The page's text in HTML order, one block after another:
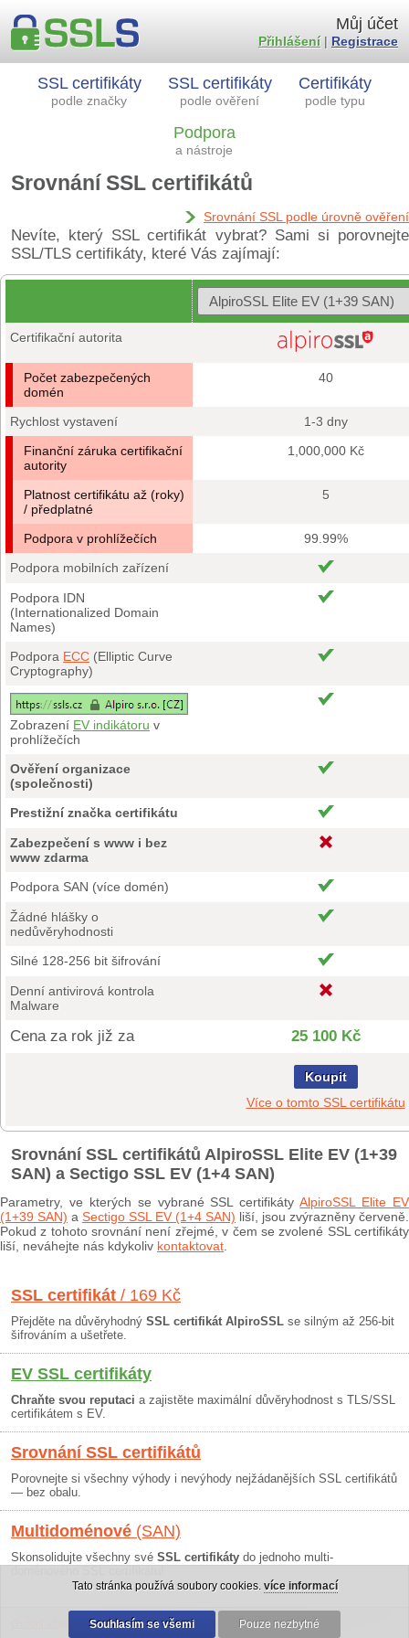
SSL certifikáty
podle značky
SSL certifikáty
podle ověření
Certifikáty
podle typu
Podpora
a nástroje
Můj účet
Přihlášení| Registrace
Srovnání SSL certifikátů
Srovnání SSL podle úrovně ověření
Nevíte, který SSL certifikát vybrat? Sami si porovnejte
SSL/TLS certifikáty, které Vás zajímají:
Certifikační autorita
Počet zabezpečených
domén
40
Rychlost vystavení
1-3 dny
Finanční záruka certifikační
autority
1,000,000 Kč
Platnost certifikátu až (roky)
/ předplatné
5
Podpora v prohlížečích
99.99%
Podpora mobilních zařízení
Podpora IDN
(Internationalized Domain
Names)
Podpora ECC (Elliptic Curve
Cryptography)
Zobrazení EV indikátoru v
prohlížečích
Ověření organizace
(společnosti)
Prestižní značka certifikátu
Zabezpečení s www i bez
www zdarma
Podpora SAN (více domén)
Žádné hlášky o
nedůvěryhodnosti
Silné 128-256 bit šifrování
Denní antivirová kontrola
Malware
Cena za rok již za 25 100 Kč
Koupit
Více o tomto SSL certifikátu
Srovnání SSL certifikátů AlpiroSSL Elite EV (1+39
SAN) a Sectigo SSL EV (1+4 SAN)
Parametry, ve kterých se vybrané SSL certifikátyAlpiroSSL Elite EV
(1+39 SAN) a Sectigo SSL EV (1+4 SAN) liší, jsou zvýrazněny červeně.
Pokud z tohoto srovnání není zřejmé, v čem se zvolené SSL certifikáty
liší, neváhejte nás kdykoliv kontaktovat
SSL certifikát / 169 Kč
Přejděte na důvěryhodný SSL certifikát AlpiroSSL se silným až 256-bit
šifrováním a ušetřete.
EV SSL certifikáty
Chraňte svou reputaci a zajistěte maximální důvěryhodnost s TLS/SSL
certifikátem s EV.
Srovnání SSL certifikátů
Porovnejte si všechny výhody i nevýhody nejžádanějších SSL certifikátů
— bez obalu.
Multidoménové (SAN)
Skonsolidujte všechny své SSL certifikáty do jednoho multi-
Obchodní podmínky|30 dní záruka
Tato stránka používá soubory cookies. více informací
Souhlasím se všemi Pouze nezbytné